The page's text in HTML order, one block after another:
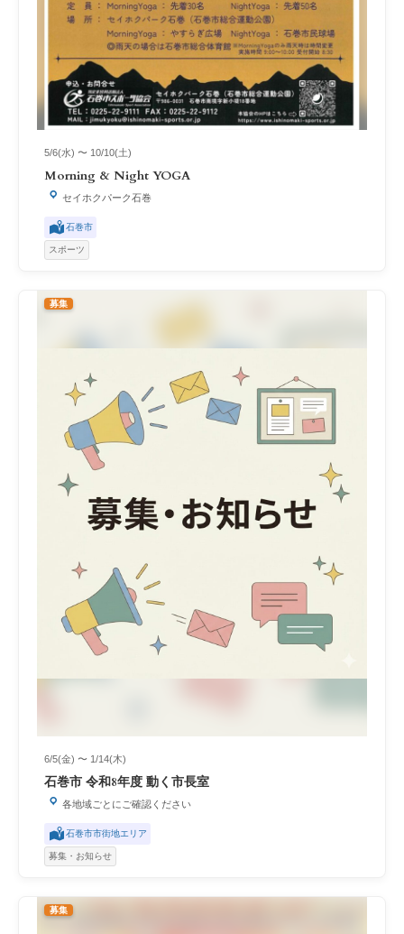
5/6(水) 〜 10/10(土)
Morning & Night YOGA
セイホクパーク石巻
石巻市
スポーツ
募集
6/5(金) 〜 1/14(木)
石巻市 令和8年度 動く市長室
各地域ごとにご確認ください
石巻市市街地エリア
募集・お知らせ
募集